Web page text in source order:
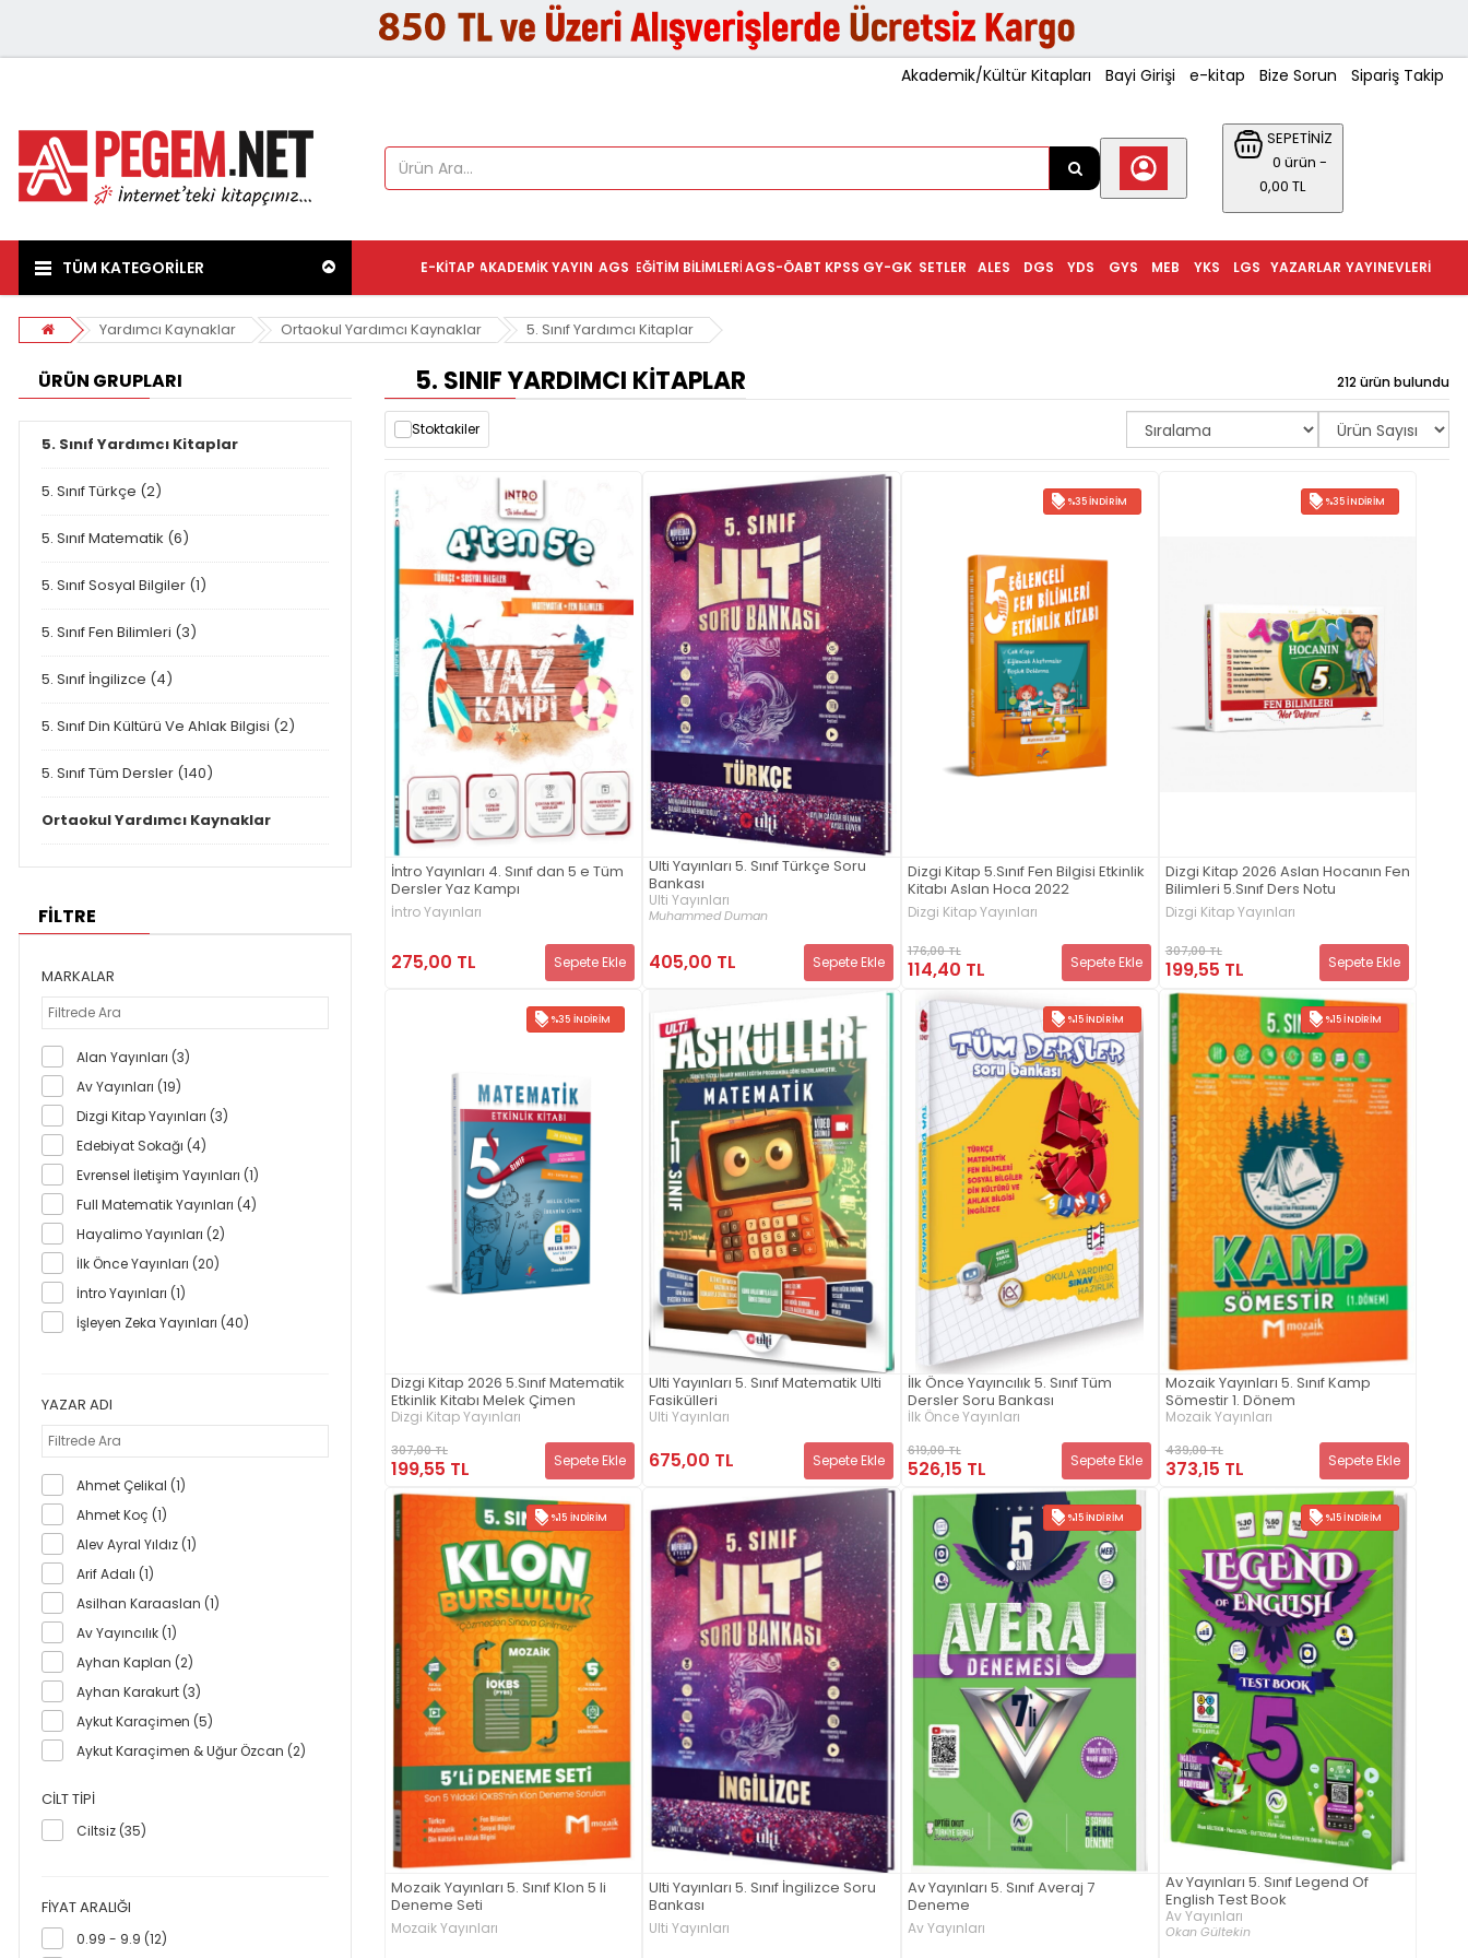
Akademik/Kültür Kitapları Bayi Girişi e-kitap Bize Sorun Sipariş Takip
SEPETİNİZ
0 ürün -
0,00 TL
TÜM KATEGORİLER YAYINEVLERI
YAZARLAR
LGS
YKS
MEB
GYS
YDS
DGS
ALES
SETLER
KPSS GY-GK
AGS-ÖABT
EĞITIM BILIMLERI
AGS
AKADEMIK YAYIN
E-KITAP
Yardımcı Kaynaklar Ortaokul Yardımcı Kaynaklar 5. Sınıf Yardımcı Kitaplar
ÜRÜN GRUPLARI
5. Sınıf Yardımcı Kitaplar
5. Sınıf Türkçe (2)
5. Sınıf Matematik (6)
5. Sınıf Sosyal Bilgiler (1)
5. Sınıf Fen Bilimleri (3)
5. Sınıf İngilizce (4)
5. Sınıf Din Kültürü Ve Ahlak Bilgisi (2)
5. Sınıf Tüm Dersler (140)
Ortaokul Yardımcı Kaynaklar
FİLTRE
MARKALAR
Alan Yayınları (3)
Av Yayınları (19)
Dizgi Kitap Yayınları (3)
Edebiyat Sokağı (4)
Evrensel İletişim Yayınları (1)
Full Matematik Yayınları (4)
Hayalimo Yayınları (2)
İlk Önce Yayınları (20)
İntro Yayınları (1)
İşleyen Zeka Yayınları (40)
Nitelik Yayınları (29)
Özdil Akademi (2)
Bayilik Ürünleri (5)
Son Viraj Yayınları (6)
Tonguç (2)
Ulti Yayınları (31)
Yeni Tarz Yayınları (1)
YAZAR ADI
Ahmet Çelikal (1)
Ahmet Koç (1)
Alev Ayral Yıldız (1)
Arif Adalı (1)
Asilhan Karaaslan (1)
Av Yayıncılık (1)
Ayhan Kaplan (2)
Ayhan Karakurt (3)
Aykut Karaçimen (5)
Aykut Karaçimen & Uğur Özcan (2)
Barış Tazecan (1)
Bes Yayınları (6)
Caner Şener (1)
Duygu Şenyurt (1)
CILT TIPI
Ciltsiz (35)
FIYAT ARALIĞI
0.99 - 9.9 (12)
5. SINIF YARDIMCI KITAPLAR 212 ürün bulundu
Stoktakiler
İntro Yayınları 4. Sınıf dan 5 e Tüm
Dersler Yaz Kampı
İntro Yayınları
275,00 TL Sepete Ekle
Ulti Yayınları 5. Sınıf Türkçe Soru
Bankası
Ulti Yayınları
Muhammed Duman
405,00 TL Sepete Ekle
%35 İNDIRIM
Dizgi Kitap 5.Sınıf Fen Bilgisi Etkinlik
Kitabı Aslan Hoca 2022
Dizgi Kitap Yayınları
176,00 TL
114,40 TL Sepete Ekle
%35 İNDIRIM
Dizgi Kitap 2026 Aslan Hocanın Fen
Bilimleri 5.Sınıf Ders Notu
Dizgi Kitap Yayınları
307,00 TL
199,55 TL Sepete Ekle
%35 İNDIRIM
Dizgi Kitap 2026 5.Sınıf Matematik
Etkinlik Kitabı Melek Çimen
Dizgi Kitap Yayınları
307,00 TL
199,55 TL Sepete Ekle
Ulti Yayınları 5. Sınıf Matematik Ulti
Fasikülleri
Ulti Yayınları
675,00 TL Sepete Ekle
%15 İNDIRIM
İlk Önce Yayıncılık 5. Sınıf Tüm
Dersler Soru Bankası
İlk Önce Yayınları
619,00 TL
526,15 TL Sepete Ekle
%15 İNDIRIM
Mozaik Yayınları 5. Sınıf Kamp
Sömestir 1. Dönem
Mozaik Yayınları
439,00 TL
373,15 TL Sepete Ekle
%15 İNDIRIM
Mozaik Yayınları 5. Sınıf Klon 5 li
Deneme Seti
Mozaik Yayınları
Ulti Yayınları 5. Sınıf İngilizce Soru
Bankası
Ulti Yayınları
%15 İNDIRIM
Av Yayınları 5. Sınıf Averaj 7
Deneme
Av Yayınları
%15 İNDIRIM
Av Yayınları 5. Sınıf Legend Of
English Test Book
Av Yayınları
Okan Gültekin